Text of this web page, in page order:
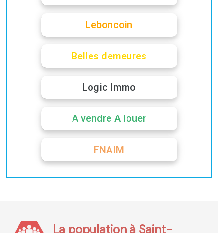
Leboncoin
Belles demeures
Logic Immo
A vendre A louer
FNAIM
La population à Saint-